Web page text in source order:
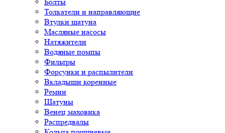
Толкатели и направляющие
Втулки шатуна
Масляные насосы
Натяжители
Водяные помпы
Фильтры
Форсунки и распылители
Вкладыши коренные
Ремни
Шатуны
Венец маховика
Распредвалы